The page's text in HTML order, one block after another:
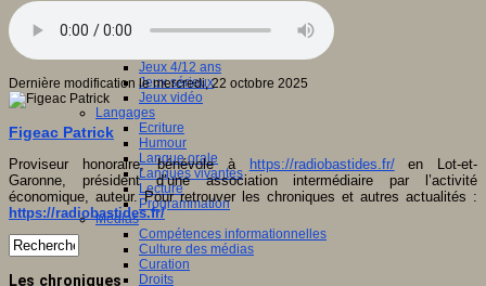
Jeux
Jeux 4/12 ans
Jeux sérieux
Jeux vidéo
Langages
Ecriture
Humour
Langue orale
Langues vivantes
Lecture
Programmation
Médias
Compétences informationnelles
Culture des médias
Curation
Droits
Dernière modification le mercredi, 22 octobre 2025
Figeac Patrick
Proviseur honoraire, bénévole à https://radiobastides.fr/en Lot-et-
Garonne, président d’une association intermédiaire par l’activité
économique, auteur. Pour retrouver les chroniques et autres actualités :
https://radiobastides.fr/
Les chroniques